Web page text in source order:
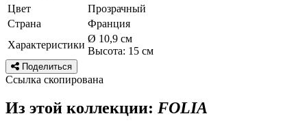
Цвет
Прозрачный
Страна
Франция
Характеристики
Ø 10,9 см
Высота: 15 см
Поделиться
Ссылка скопирована
Из этой коллекции: FOLIA